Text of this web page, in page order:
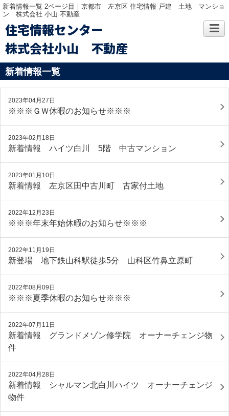
新着情報一覧 2ページ目｜京都市 左京区 住宅情報 戸建 土地 マンショ
ン 株式会社 小山 不動産
住宅情報センター
株式会社小山 不動産
新着情報一覧
2023年04月27日
※※※ＧＷ休暇のお知らせ※※※
2023年02月18日
新着情報 ハイツ白川 5階 中古マンション
2023年01月10日
新着情報 左京区田中古川町 古家付土地
2022年12月23日
※※※年末年始休暇のお知らせ※※※
2022年11月19日
新登場 地下鉄山科駅徒歩5分 山科区竹鼻立原町
2022年08月09日
※※※夏季休暇のお知らせ※※※
2022年07月11日
新着情報 グランドメゾン修学院 オーナーチェンジ物
件
2022年04月28日
新着情報 シャルマン北白川ハイツ オーナーチェンジ
物件